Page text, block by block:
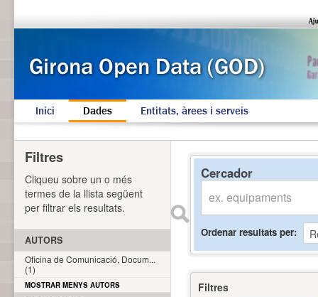
Inici Dades Entitats, àrees i serveis
Cercador
Ordenar resultats per
Filtres
Filtres
Cliqueu sobre un o més
termes de la llista següent
per filtrar els resultats.
AUTORS
Oficina de Comunicació, Docum...
(1)
MOSTRAR MENYS AUTORS